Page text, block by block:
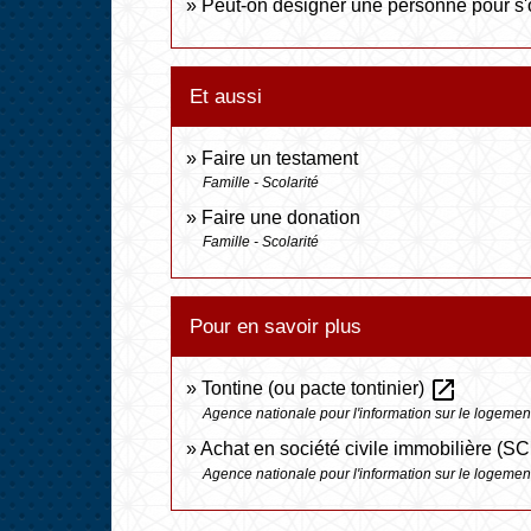
Peut-on désigner une personne pour
Et aussi
Faire un testament
Famille - Scolarité
Faire une donation
Famille - Scolarité
Pour en savoir plus
Tontine (ou pacte tontinier) open_in_new
Agence nationale pour l'information sur le
Achat en société civile immobilière
Agence nationale pour l'information sur le